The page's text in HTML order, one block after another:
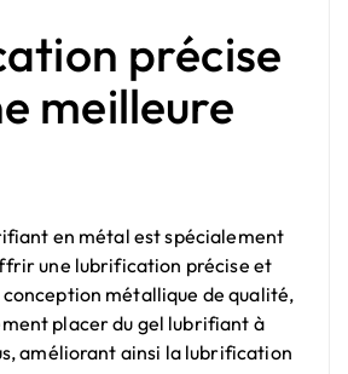
précise
meilleure
en métal est spécialement
une lubrification précise et
conception métallique de qualité,
placer du gel lubrifiant à
améliorant ainsi la lubrification